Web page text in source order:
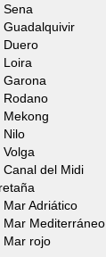
Sena
Duero
Loira
Garona
Rodano
Mekong
Nilo
del Midi
Adriático
Mediterráneo
Mar rojo